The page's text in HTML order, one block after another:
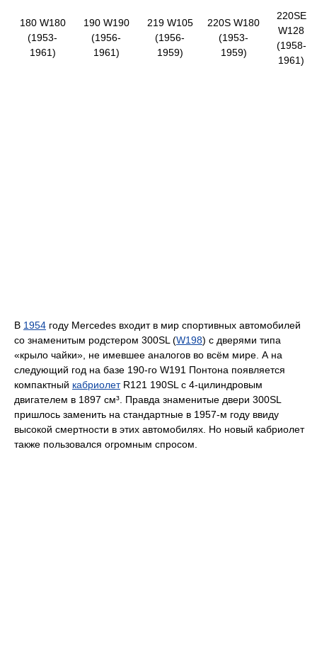
180 W180
(1953-
1961)
190 W190
(1956-
1961)
219 W105
(1956-
1959)
220S W180
(1953-
1959)
220SE
W128
(1958-
1961)
В 1954 году Mercedes входит в мир спортивных автомобилей
со знаменитым родстером 300SL (W198) с дверями типа
«крыло чайки», не имевшее аналогов во всём мире. А на
следующий год на базе 190-го W191 Понтона появляется
компактный кабриолетR121 190SL с 4-цилиндровым
двигателем в 1897 см³. Правда знаменитые двери 300SL
пришлось заменить на стандартные в 1957-м году ввиду
высокой смертности в этих автомобилях. Но новый кабриолет
также пользовался огромным спросом.